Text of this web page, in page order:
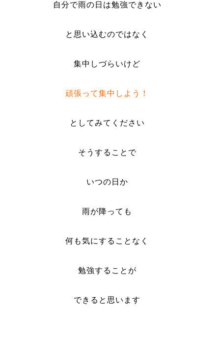
自分で雨の日は勉強できない
と思い込むのではなく
集中しづらいけど
頑張って集中しよう！
としてみてください
そうすることで
いつの日か
雨が降っても
何も気にすることなく
勉強することが
できると思います